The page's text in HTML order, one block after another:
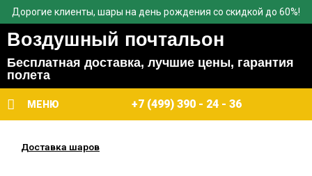
Дорогие клиенты, шары на день рождения со скидкой до 60%!
Воздушный почтальон
Бесплатная доставка, лучшие цены, гарантия
полета
МЕНЮ +7 (499) 390 - 24 - 36
Доставка шаров